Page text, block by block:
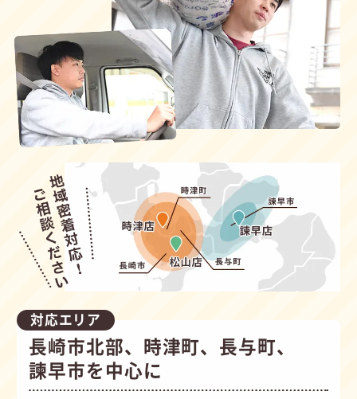
対応エリア
長崎市北部、時津町、長与町、
諫早市を中心に